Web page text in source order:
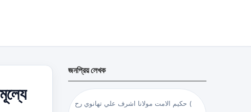
জনপ্রিয় লেখক
حكيم الامت مولانا اشرف علي تهانوي رح (